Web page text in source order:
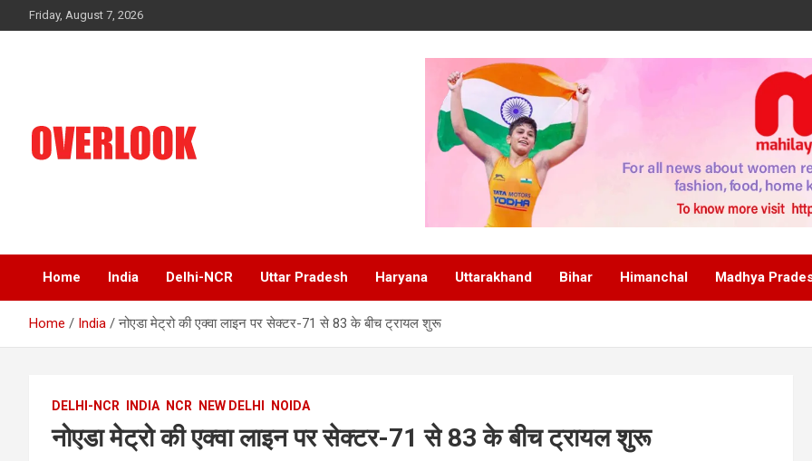
to
Friday, August 7, 2026
Home India Delhi-NCR Uttar Pradesh Haryana Uttarakhand Bihar Himanchal Madhya
Home India नोएडा मेट्रो की एक्वा लाइन पर सेक्टर-71 से 83 के बीच ट्रायल शुरू
DELHI-NCR INDIA NCR NEW DELHI NOIDA
नोएडा मेट्रो की एक्वा लाइन पर सेक्टर-71 से 83 के बीच ट्रायल शुरू